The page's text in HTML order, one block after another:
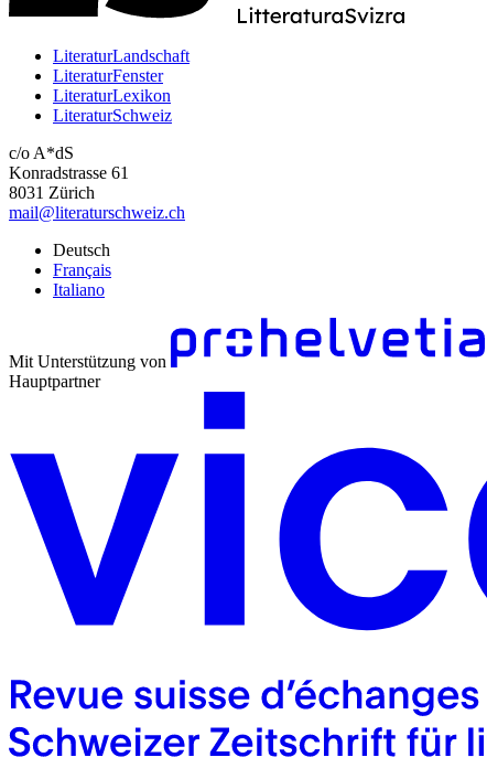
LiteraturLandschaft
LiteraturFenster
LiteraturLexikon
LiteraturSchweiz
c/o A*dS
Konradstrasse 61
8031 Zürich
mail@literaturschweiz.ch
Deutsch
Français
Italiano
Mit Unterstützung von
Hauptpartner